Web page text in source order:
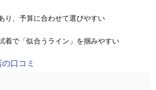
り、予算に合わせて選びやすい
着で「似合うライン」を掴みやすい
口コミ